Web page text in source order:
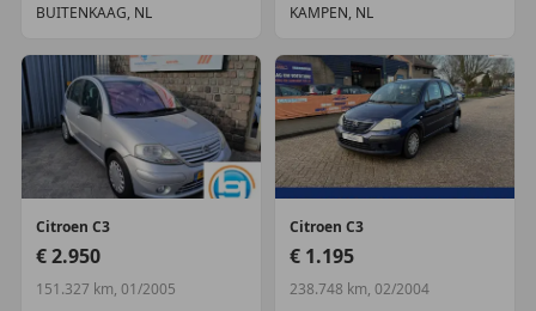
BUITENKAAG, NL
KAMPEN, NL
Citroen C3
€ 2.950
151.327 km, 01/2005
Citroen C3
€ 1.195
238.748 km, 02/2004